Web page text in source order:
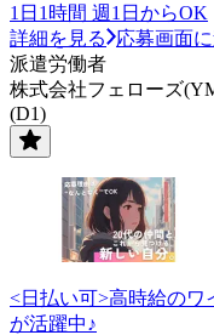
1日1時間 週1日からOK
詳細を見る
応募画面
派遣労働者
株式会社フェローズ
(D1)
<日払い可>高時給の
が活躍中♪